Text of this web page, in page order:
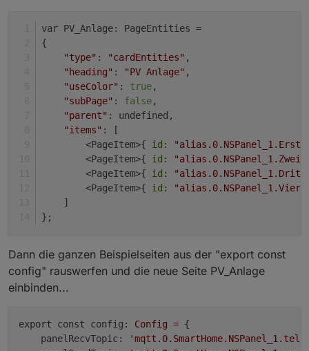
var PV_Anlage: PageEntities =
{
"type" : "cardEntities" ,
"heading" : "PV Anlage" ,
"useColor" : true,
"subPage" : false,
"parent" : undefined,
"items" : [
        <PageItem>{
id :
        <PageItem>{
id :
        <PageItem>{
id :
        <PageItem>{
id :
    ]
};
Dann die ganzen Beispielseiten aus der "export const
config" rauswerfen und die neue Seite PV_Anlage
einbinden...
export const config: Config = {
panelRecvTopic: